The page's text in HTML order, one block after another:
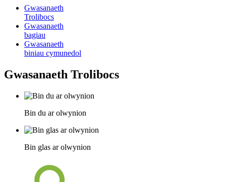
Gwasanaeth
Trolibocs
Gwasanaeth
bagiau
Gwasanaeth
biniau cymunedol
Gwasanaeth Trolibocs
Bin du ar olwynion
Bin glas ar olwynion